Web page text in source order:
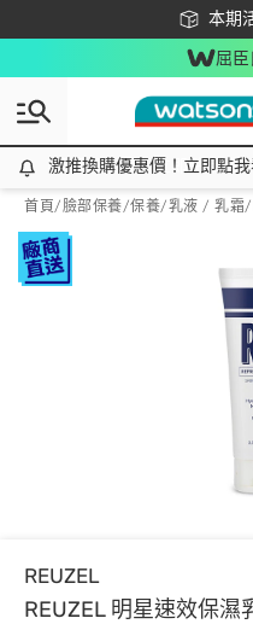
本期
下載
屈
激推換購優惠價！立即點我看
激推換購優惠價！立即點
首頁/臉部保養/保養/乳液 / 乳霜/
REUZEL
REUZEL 明星速效保濕